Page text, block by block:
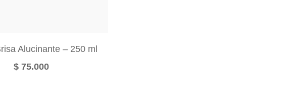
Alucinante – 250 ml
$ 75.000